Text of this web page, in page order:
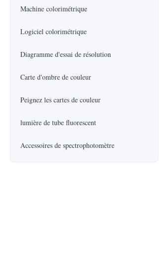
Machine colorimétrique
Logiciel colorimétrique
Diagramme d'essai de résolution
Carte d'ombre de couleur
Peignez les cartes de couleur
lumière de tube fluorescent
Accessoires de spectrophotomètre